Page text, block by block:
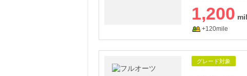
1,200
+120mile
グレード対象